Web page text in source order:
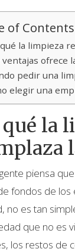
of Contents
la limpieza
ventajas ofrece
pedir una
elegir una
qué la
piensa
fondos de
no es tan
que no es
los restos de